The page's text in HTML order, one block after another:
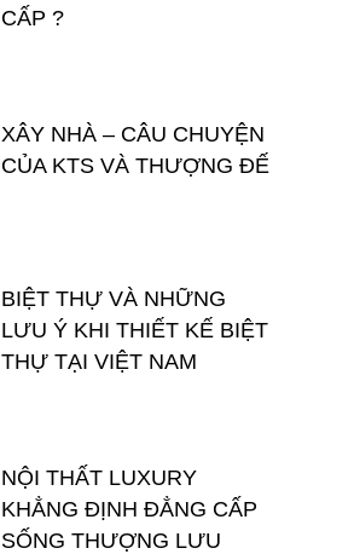
CẤP ?
XÂY NHÀ – CÂU CHUYỆN
CỦA KTS VÀ THƯỢNG ĐẾ
BIỆT THỰ VÀ NHỮNG
LƯU Ý KHI THIẾT KẾ BIỆT
THỰ TẠI VIỆT NAM
NỘI THẤT LUXURY
KHẲNG ĐỊNH ĐẲNG CẤP
SỐNG THƯỢNG LƯU